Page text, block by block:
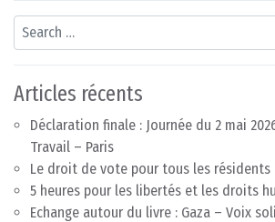
Search
Articles récents
Déclaration finale : Journée du 2 mai
Travail – Paris
Le droit de vote pour tous les résidents
5 heures pour les libertés et les droits
Echange autour du livre : Gaza – Voix